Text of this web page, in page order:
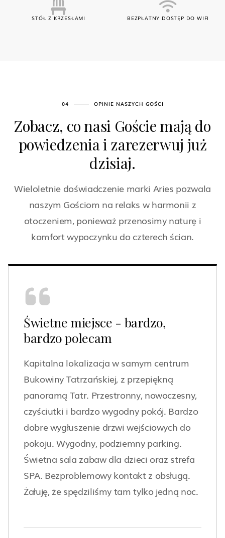
STÓŁ Z KRZESŁAMI BEZPŁATNY DOSTĘP DO WIFI
04 OPINIE NASZYCH GOŚCI
Zobacz, co nasi Goście mają do
powiedzenia i zarezerwuj już
dzisiaj.
Wieloletnie doświadczenie marki Aries pozwala
naszym Gościom na relaks w harmonii z
otoczeniem, ponieważ przenosimy naturę i
komfort wypoczynku do czterech ścian.
Świetne miejsce - bardzo,
bardzo polecam
Kapitalna lokalizacja w samym centrum
Bukowiny Tatrzańskiej, z przepiękną
panoramą Tatr. Przestronny, nowoczesny,
czyściutki i bardzo wygodny pokój. Bardzo
dobre wygłuszenie drzwi wejściowych do
pokoju. Wygodny, podziemny parking.
Świetna sala zabaw dla dzieci oraz strefa
SPA. Bezproblemowy kontakt z obsługą.
Żałuję, że spędziliśmy tam tylko jedną noc.